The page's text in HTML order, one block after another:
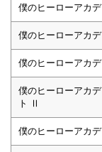
僕のヒーローアカ
僕のヒーローアカ
僕のヒーローアカ
僕のヒーローアカ
ト Ⅱ
僕のヒーローアカ